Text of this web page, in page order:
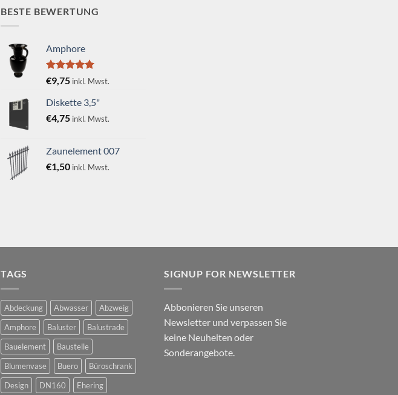
BESTE BEWERTUNG
Amphore
Bewertet
mit
von 5
€9,75 inkl. Mwst.
Diskette 3,5"
€4,75 inkl. Mwst.
Zaunelement 007
€1,50 inkl. Mwst.
TAGS
Abdeckung Abwasser
Abzweig
Amphore
Baluster
Balustrade
Bauelement
Baustelle
Blumenvase
Buero
Büroschrank
Design
DN160 Ehering
SIGNUP FOR NEWSLETTER
Abbonieren Sie unseren
Newsletter und verpassen Sie
keine Neuheiten oder
Sonderangebote.